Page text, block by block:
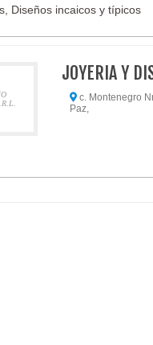
Diseños incaicos y típicos
JOYERIA Y
c. Montenegro
Paz,